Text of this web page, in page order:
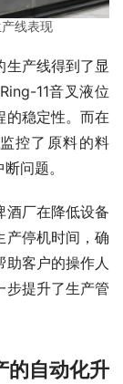
线表现
产线得到了显
11音叉液位
的稳定性。而在
控了原料的料
问题。
厂在降低设备
产停机时间，确
助客户的操作人
步提升了生产管
的自动化升